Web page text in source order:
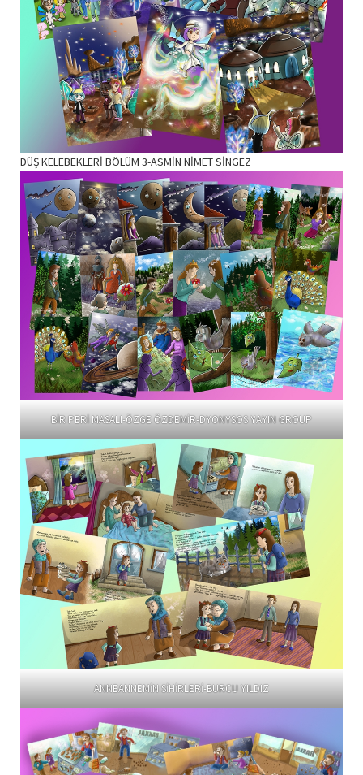
DÜŞ KELEBEKLERİ BÖLÜM 3-ASMİN NİMET SİNGEZ
BİR PERİ MASALI-ÖZGE ÖZDEMİR-DYONYSOS YAYIN GROUP
ANNEANNEMİN SİHİRLERİ-BURCU YILDIZ